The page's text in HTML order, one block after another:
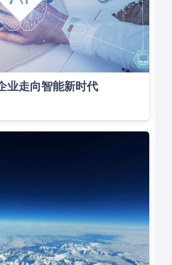
业走向智能新时代